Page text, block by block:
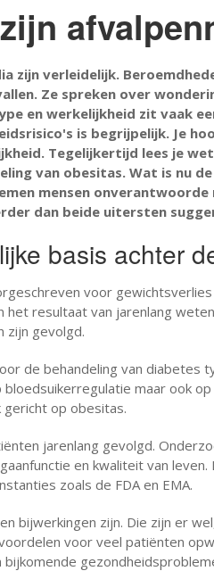
zijn verleidelijk.
Ze spreken over
en werkelijkheid zit vaak
is begrijpelijk. Je
Tegelijkertijd lees je
van obesitas. Wat is nu
mensen
dan beide uitersten
basis achter
voor
het resultaat van jarenlang
zijn gevolgd.
de behandeling van diabetes
maar ook
op obesitas.
jarenlang gevolgd.
en kwaliteit van
zoals de FDA en EMA.
bijwerkingen zijn. Die zijn er
voor veel patiënten